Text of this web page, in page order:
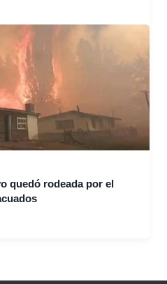
quedó rodeada por el